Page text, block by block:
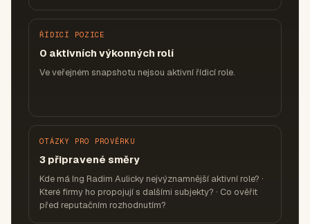
ŘÍDICÍ POZICE
0 aktivních výkonných rolí
Ve veřejném snapshotu nejsou aktivní řídicí role.
OTÁZKY PRO PROVĚRKU
3 připravené směry
Kde má Ing Radim Aulicky nejvýznamnější aktivní role? ·
Které firmy ho propojují s dalšími subjekty? · Co ověřit
před reputačním rozhodnutím?